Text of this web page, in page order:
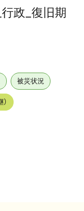
政_復旧期
被災状況